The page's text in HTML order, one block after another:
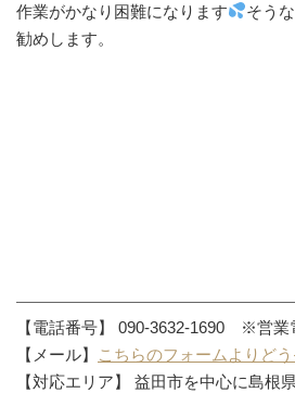
作業がかなり困難になります
そう
勧めします。
【電話番号】 090-3632-1690 ※営業
【メール】
こちらのフォームよりど
【対応エリア】 益田市を中心に島根